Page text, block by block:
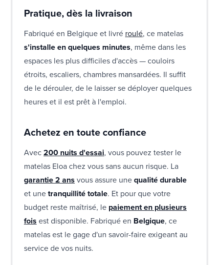
Pratique, dès la livraison
Fabriqué en Belgique et livré roulé, ce matelas
s'installe en quelques minutes, même dans les
espaces les plus difficiles d'accès — couloirs
étroits, escaliers, chambres mansardées. Il suffit
de le dérouler, de le laisser se déployer quelques
heures et il est prêt à l'emploi.
Achetez en toute confiance
Avec200 nuits d'essai, vous pouvez tester le
matelas Eloa chez vous sans aucun risque. La
garantie 2 ans vous assure unequalité durable
et unetranquillité totale. Et pour que votre
budget reste maîtrisé, le paiement en plusieurs
fois est disponible. Fabriqué en Belgique, ce
matelas est le gage d'un savoir-faire exigeant au
service de vos nuits.